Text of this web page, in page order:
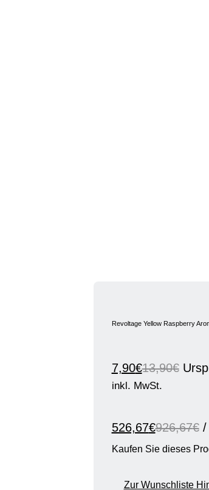
Revoltage Yellow Raspberry
13,90€
7,90€
inkl. MwSt.
926,67€
526,67€ /
Kaufen Sie dieses
Zur Wunschliste